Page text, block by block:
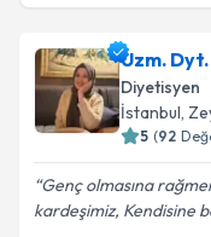
Uzm.
Diyetisyen
İstanbul,
5 (92
Genç olmasına
kardeşimiz, Kendisine